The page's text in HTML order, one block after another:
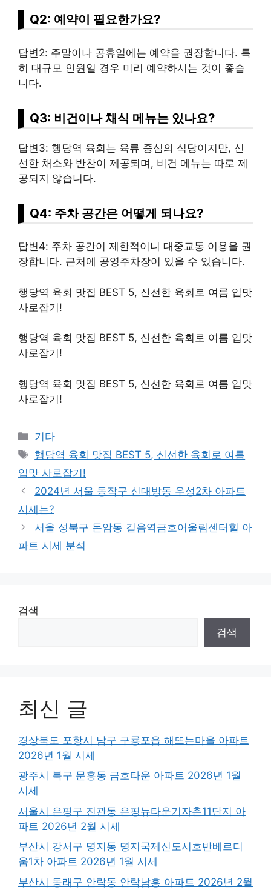
Q2: 예약이 필요한가요?
답변2: 주말이나 공휴일에는 예약을 권장합니다. 특
히 대규모 인원일 경우 미리 예약하시는 것이 좋습
니다.
Q3: 비건이나 채식 메뉴는 있나요?
답변3: 행당역 육회는 육류 중심의 식당이지만, 신
선한 채소와 반찬이 제공되며, 비건 메뉴는 따로 제
공되지 않습니다.
Q4: 주차 공간은 어떻게 되나요?
답변4: 주차 공간이 제한적이니 대중교통 이용을 권
장합니다. 근처에 공영주차장이 있을 수 있습니다.
행당역 육회 맛집 BEST 5, 신선한 육회로 여름 입맛
사로잡기!
행당역 육회 맛집 BEST 5, 신선한 육회로 여름 입맛
사로잡기!
행당역 육회 맛집 BEST 5, 신선한 육회로 여름 입맛
사로잡기!
Categories
기타
Tags
행당역 육회 맛집 BEST 5, 신선한 육회로 여름
입맛 사로잡기!
2024년 서울 동작구 신대방동 우성2차 아파트
시세는?
서울 성북구 돈암동 길음역금호어울림센터힐 아
파트 시세 분석
검색
검색
최신 글
경상북도 포항시 남구 구룡포읍 해뜨는마을 아파트
2026년 1월 시세
광주시 북구 문흥동 금호타운 아파트 2026년 1월
시세
서울시 은평구 진관동 은평뉴타운기자촌11단지 아
파트 2026년 2월 시세
부산시 강서구 명지동 명지국제신도시호반베르디
움1차 아파트 2026년 1월 시세
부산시 동래구 안락동 안락남흥 아파트 2026년 2월